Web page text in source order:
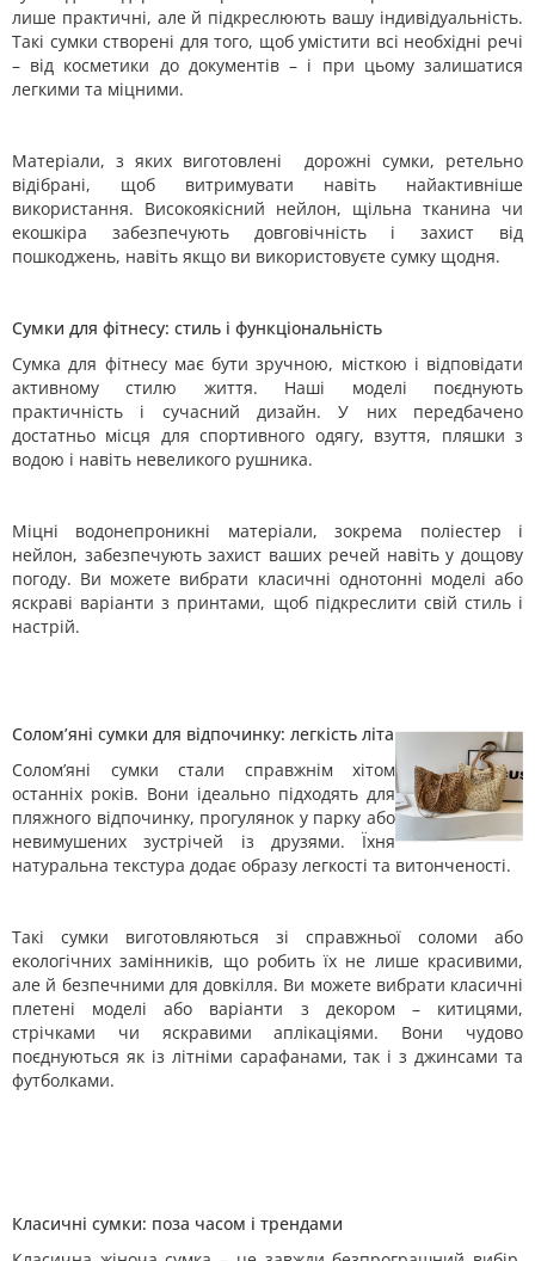
лише практичні, але й підкреслюють вашу індивідуальність.
Такі сумки створені для того, щоб умістити всі необхідні речі
– від косметики до документів – і при цьому залишатися
легкими та міцними.
Матеріали, з яких виготовлені дорожні сумки, ретельно
відібрані, щоб витримувати навіть найактивніше
використання. Високоякісний нейлон, щільна тканина чи
екошкіра забезпечують довговічність і захист від
пошкоджень, навіть якщо ви використовуєте сумку щодня.
Сумки для фітнесу: стиль і функціональність
Сумка для фітнесу має бути зручною, місткою і відповідати
активному стилю життя. Наші моделі поєднують
практичність і сучасний дизайн. У них передбачено
достатньо місця для спортивного одягу, взуття, пляшки з
водою і навіть невеликого рушника.
Міцні водонепроникні матеріали, зокрема поліестер і
нейлон, забезпечують захист ваших речей навіть у дощову
погоду. Ви можете вибрати класичні однотонні моделі або
яскраві варіанти з принтами, щоб підкреслити свій стиль і
настрій.
Солом’яні сумки для відпочинку: легкість літа
Солом’яні сумки стали справжнім хітом
останніх років. Вони ідеально підходять для
пляжного відпочинку, прогулянок у парку або
невимушених зустрічей із друзями. Їхня
натуральна текстура додає образу легкості та витонченості.
Такі сумки виготовляються зі справжньої соломи або
екологічних замінників, що робить їх не лише красивими,
але й безпечними для довкілля. Ви можете вибрати класичні
плетені моделі або варіанти з декором – китицями,
стрічками чи яскравими аплікаціями. Вони чудово
поєднуються як із літніми сарафанами, так і з джинсами та
футболками.
Класичні сумки: поза часом і трендами